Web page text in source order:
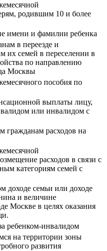
родившим 10 и более
имени и фамилии ребенка
в переезде и
их семей в переселении в
по направлению
Москвы
пособия по
выплаты лицу,
или инвалидом с
гражданам расходов на
расходов в связи с
категориям семей с
доходе семьи или доходе
и величине
Москве в целях оказания
ребенком-инвалидом
на территории зоны
развития